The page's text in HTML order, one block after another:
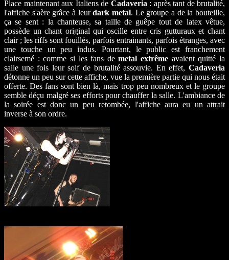
Place maintenant aux Italiens de Cadaveria : après tant de brutalité,
l'affiche s'aère grâce à leurdark metal. Le groupe a de la bouteille,
ça se sent : la chanteuse, sa taille de guêpe tout de latex vêtue,
possède un chant original qui oscille entre cris gutturaux et chant
clair ; les riffs sont fouillés, parfois entrainants, parfois étranges, avec
une touche un peu indus. Pourtant, le public est franchement
clairsemé : comme si les fans demetal extrême avaient quitté la
salle une fois leur soif de brutalité assouvie. En effet, Cadaveria
détonne un peu sur cette affiche, vue la première partie qui nous était
offerte. Des fans sont bien là, mais trop peu nombreux et le groupe
semble déçu malgré ses efforts pour chauffer la salle. L'ambiance de
la soirée est donc un peu retombée, l'affiche aura eu un attrait
inverse à son ordre.